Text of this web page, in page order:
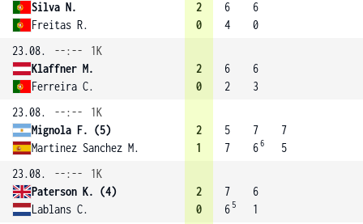
Silva N.
Freitas R.
2
0
6
4
6
0
23.08.
--:--
1K
Klaffner M.
Ferreira C.
2
0
6
2
6
3
23.08.
--:--
1K
Mignola F. (5)
Martinez Sanchez M.
2
1
5
7
7
66
7
5
23.08.
--:--
1K
Paterson K. (4)
Lablans C.
2
0
7
6 5
6
1